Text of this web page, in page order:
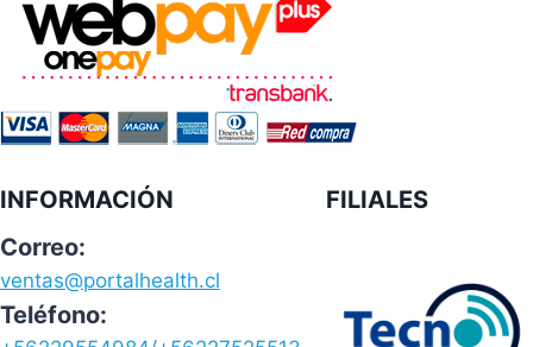
INFORMACIÓN
Correo:
ventas@portalhealth.cl
Teléfono:
FILIALES